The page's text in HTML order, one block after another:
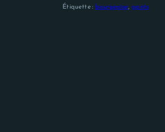
Étiquette : bourgeoise, gants